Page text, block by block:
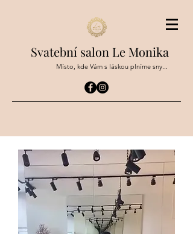
Svatební salon Le Monika
Místo, kde Vám s láskou plníme sny...